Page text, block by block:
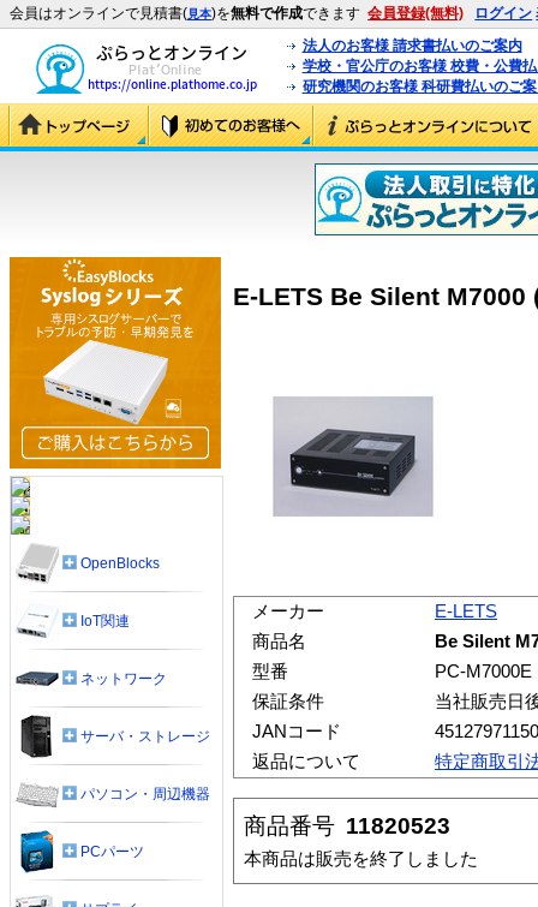
会員はオンラインで見積書(見本)を無料で作成できます 会員登録(無料) ログイン
法人のお客様 請求書払いのご案内
学校・官公庁のお客様 校費・公費
研究機関のお客様 科研費払いのご
E-LETS Be Silent M7000
メーカー
E-LETS
商品名
Be Silent
型番
PC-M7000E
保証条件
当社販売日
JANコード
返品について
特定商取引
商品番号 11820523
本商品は販売を終了しました
OpenBlocks
IoT関連
ネットワーク
サーバ・ストレージ
パソコン・周辺機器
PCパーツ